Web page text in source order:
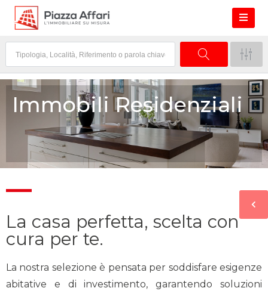
Immobili Residenziali
La casa perfetta, scelta con
cura per te.
La nostra selezione è pensata per soddisfare esigenze
abitative e di investimento, garantendo soluzioni